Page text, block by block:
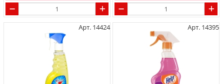
Арт. 14424 Арт. 14395